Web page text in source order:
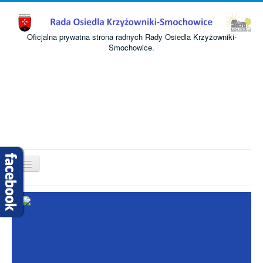
Oficjalna prywatna strona radnych Rady Osiedla Krzyżowniki-
Smochowice.
Przełącz
nawigację
Start
O nas